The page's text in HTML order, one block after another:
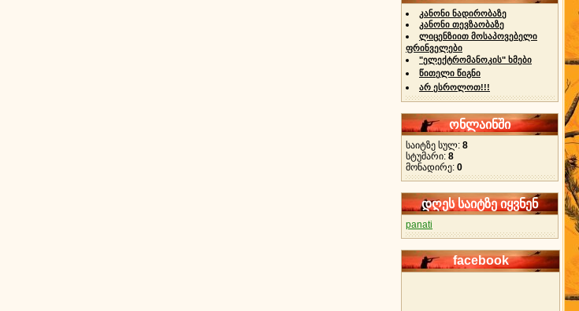
კანონი ნადირობაზე
კანონი თევზაობაზე
ლიცენზიით მოსაპოვებელი
ფრინველები
"ელექტრომანოკის" ხმები
წითელი წიგნი
არ ესროლოთ!!!
ონლაინში
საიტზე სულ: 8
სტუმარი: 8
მონადირე: 0
დღეს საიტზე იყვნენ
panati
facebook